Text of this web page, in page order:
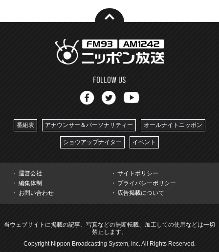
番組表 アナウンサー＆パーソナリティー オールナイトニッポン
ショウアップナイター イベント
運営会社
サイトポリシー
編集体制
プライバシーポリシー
お問い合わせ
広告掲載について
当ウェブサイトに掲載の記事、写真などの無断転載、加工しての使用などは一切
禁止します。
Copyright Nippon Broadcasting System, Inc. All Rights Reserved.